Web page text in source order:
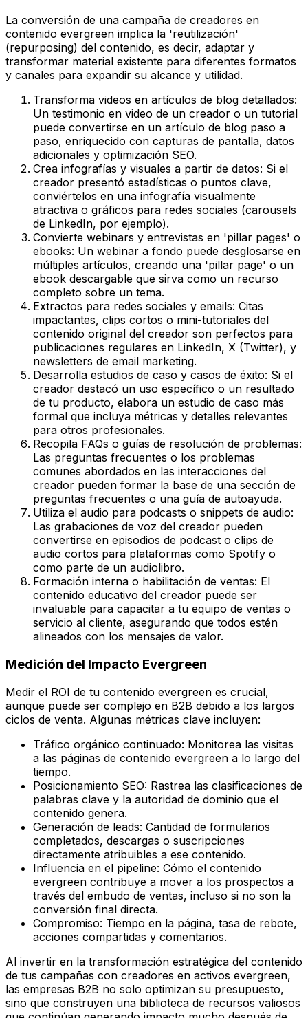
La conversión de una campaña de creadores en
contenido evergreen implica la 'reutilización'
(repurposing) del contenido, es decir, adaptar y
transformar material existente para diferentes formatos
y canales para expandir su alcance y utilidad.
Transforma videos en artículos de blog detallados:
Un testimonio en video de un creador o un tutorial
puede convertirse en un artículo de blog paso a
paso, enriquecido con capturas de pantalla, datos
adicionales y optimización SEO.
Crea infografías y visuales a partir de datos: Si el
creador presentó estadísticas o puntos clave,
conviértelos en una infografía visualmente
atractiva o gráficos para redes sociales (carousels
de LinkedIn, por ejemplo).
Convierte webinars y entrevistas en 'pillar pages' o
ebooks: Un webinar a fondo puede desglosarse en
múltiples artículos, creando una 'pillar page' o un
ebook descargable que sirva como un recurso
completo sobre un tema.
Extractos para redes sociales y emails: Citas
impactantes, clips cortos o mini-tutoriales del
contenido original del creador son perfectos para
publicaciones regulares en LinkedIn, X (Twitter), y
newsletters de email marketing.
Desarrolla estudios de caso y casos de éxito: Si el
creador destacó un uso específico o un resultado
de tu producto, elabora un estudio de caso más
formal que incluya métricas y detalles relevantes
para otros profesionales.
Recopila FAQs o guías de resolución de problemas:
Las preguntas frecuentes o los problemas
comunes abordados en las interacciones del
creador pueden formar la base de una sección de
preguntas frecuentes o una guía de autoayuda.
Utiliza el audio para podcasts o snippets de audio:
Las grabaciones de voz del creador pueden
convertirse en episodios de podcast o clips de
audio cortos para plataformas como Spotify o
como parte de un audiolibro.
Formación interna o habilitación de ventas: El
contenido educativo del creador puede ser
invaluable para capacitar a tu equipo de ventas o
servicio al cliente, asegurando que todos estén
alineados con los mensajes de valor.
Medición del Impacto Evergreen
Medir el ROI de tu contenido evergreen es crucial,
aunque puede ser complejo en B2B debido a los largos
ciclos de venta. Algunas métricas clave incluyen:
Tráfico orgánico continuado: Monitorea las visitas
a las páginas de contenido evergreen a lo largo del
tiempo.
Posicionamiento SEO: Rastrea las clasificaciones de
palabras clave y la autoridad de dominio que el
contenido genera.
Generación de leads: Cantidad de formularios
completados, descargas o suscripciones
directamente atribuibles a ese contenido.
Influencia en el pipeline: Cómo el contenido
evergreen contribuye a mover a los prospectos a
través del embudo de ventas, incluso si no son la
conversión final directa.
Compromiso: Tiempo en la página, tasa de rebote,
acciones compartidas y comentarios.
Al invertir en la transformación estratégica del contenido
de tus campañas con creadores en activos evergreen,
las empresas B2B no solo optimizan su presupuesto,
sino que construyen una biblioteca de recursos valiosos